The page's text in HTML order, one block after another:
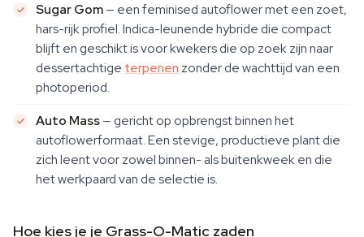
Sugar Gom— een feminised autoflower met een zoet,
hars-rijk profiel. Indica-leunende hybride die compact
blijft en geschikt is voor kwekers die op zoek zijn naar
dessertachtige terpenen zonder de wachttijd van een
photoperiod.
Auto Mass— gericht op opbrengst binnen het
autoflowerformaat. Een stevige, productieve plant die
zich leent voor zowel binnen- als buitenkweek en die
het werkpaard van de selectie is.
Hoe kies je je Grass-O-Matic zaden